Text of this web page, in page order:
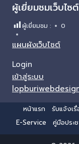
ผู้เยี่ยมชมเว็บไซต์
ผู้เยี่ยมชม : 0
แผนผังเว็บไซต์
Login
เข้าสู่ระบบ
หน้าแรก รับแจ้งเ
E-Service
คู่มือประ